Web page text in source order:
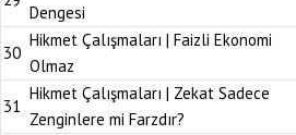
Dengesi
30
Hikmet Çalışmaları | Faizli Ekonomi
Olmaz
31
Hikmet Çalışmaları | Zekat Sadece
Zenginlere mi Farzdır?